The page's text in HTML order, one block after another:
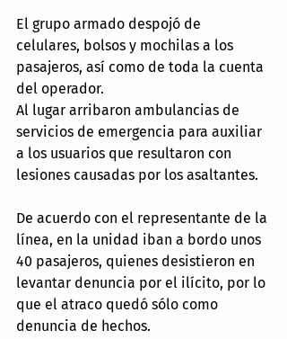
El grupo armado despojó de
celulares, bolsos y mochilas a los
pasajeros, así como de toda la cuenta
del operador.
Al lugar arribaron ambulancias de
servicios de emergencia para auxiliar
a los usuarios que resultaron con
lesiones causadas por los asaltantes.
De acuerdo con el representante de la
línea, en la unidad iban a bordo unos
40 pasajeros, quienes desistieron en
levantar denuncia por el ilícito, por lo
que el atraco quedó sólo como
denuncia de hechos.